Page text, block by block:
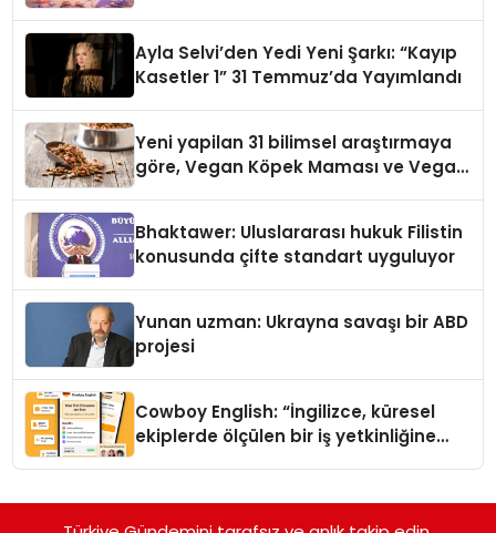
Ayla Selvi’den Yedi Yeni Şarkı: “Kayıp
Kasetler 1” 31 Temmuz’da Yayımlandı
Yeni yapilan 31 bilimsel araştırmaya
göre, Vegan Köpek Maması ve Vegan
Bhaktawer: Uluslararası hukuk Filistin
konusunda çifte standart uyguluyor
Yunan uzman: Ukrayna savaşı bir ABD
projesi
Cowboy English: “İngilizce, küresel
ekiplerde ölçülen bir iş yetkinliğine